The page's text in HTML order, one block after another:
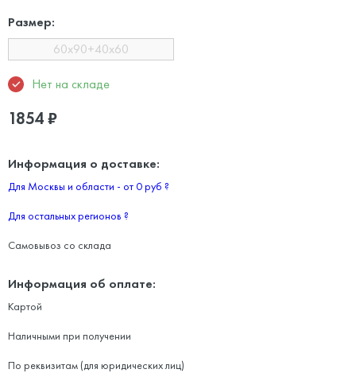
Размер:
60x90+40x60
Нет на складе
1854₽
Информация о доставке:
Для Москвы и области - от 0 руб ?
Для остальных регионов ?
Самовывоз со склада
Информация об оплате:
Картой
Наличными при получении
По реквизитам (для юридических лиц)